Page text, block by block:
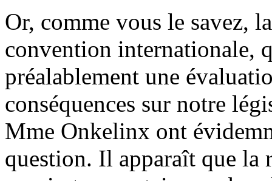
Or, comme vous le savez,
convention internationale,
préalablement une
conséquences sur notre
Mme Onkelinx ont
question. Il apparaît que